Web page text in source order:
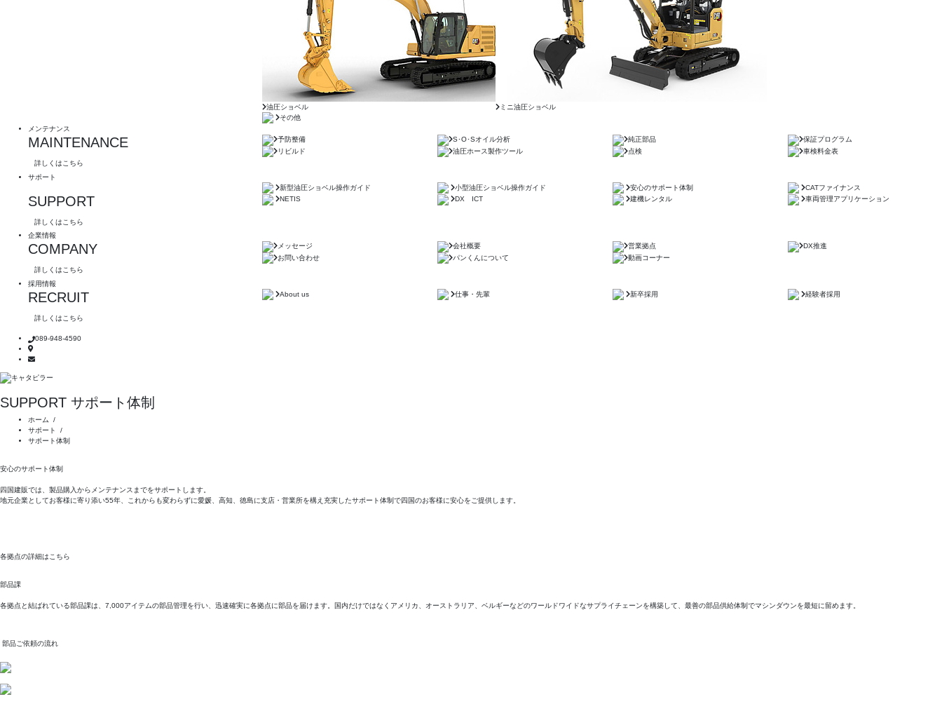
油圧ショベル ミニ油圧ショベル
その他
メンテナンス
MAINTENANCE
詳しくはこちら
予防整備 S･O･Sオイル分析 純正部品
保証プログラム
リビルド
油圧ホース製作ツール 点検 車検料金表
サポート
SUPPORT
詳しくはこちら
新型油圧ショベル操作ガイド 小型油圧ショベル操作ガイド 安心のサポート体制
CATファイナンス
NETIS
DX ICT 建機レンタル 車両管理アプリケーション
企業情報
COMPANY
詳しくはこちら
メッセージ 会社概要 営業拠点
DX推進
お問い合わせ
パンくんについて 動画コーナー
採用情報
RECRUIT
詳しくはこちら
About us 仕事・先輩 新卒採用 経験者採用
089-948-4590
SUPPORT サポート体制
ホーム /
サポート
/
サポート体制
安心のサポート体制
四国建販では、製品購入からメンテナンスまでをサポートします。
地元企業としてお客様に寄り添い55年、これからも変わらずに愛媛、高知、徳島に支店・営業所を構え充実したサポート体制で四国のお客様に安心をご提供します。
各拠点の詳細はこちら
部品課
各拠点と結ばれている部品課は、7,000アイテムの部品管理を行い、迅速確実に各拠点に部品を届けます。国内だけではなくアメリカ、オーストラリア、ベルギーなどのワールドワイドなサプライチェーンを構築して、最善の部品供給体制でマシンダウンを最短に留めます。
部品ご依頼の流れ